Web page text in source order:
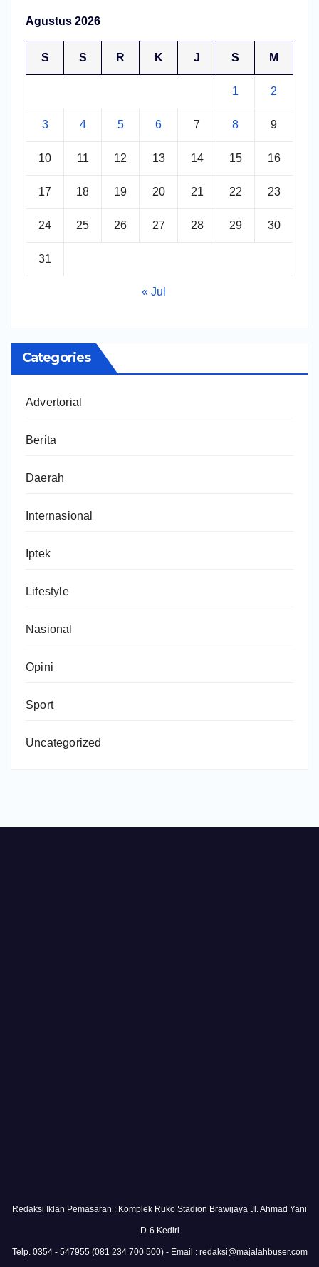
Agustus 2026
S S R K J S M
1 2
3 4 5 6 7 8 9
10 11 12 13 14 15 16
17 18 19 20 21 22 23
24 25 26 27 28 29 30
31
« Jul
Categories
Advertorial
Berita
Daerah
Internasional
Iptek
Lifestyle
Nasional
Opini
Sport
Uncategorized
Redaksi Iklan Pemasaran : Komplek Ruko Stadion Brawijaya Jl. Ahmad Yani
D-6 Kediri
Telp. 0354 - 547955 (081 234 700 500) - Email : redaksi@majalahbuser.com